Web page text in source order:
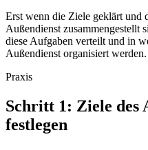
Erst wenn die Ziele geklärt und
Außendienst zusammengestellt
diese Aufgaben verteilt und in
Außendienst organisiert werden.
Praxis
Schritt 1: Ziele des
festlegen